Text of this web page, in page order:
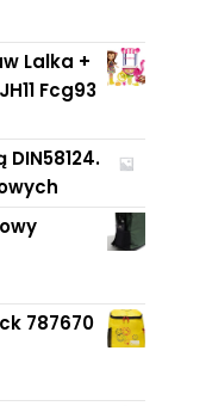
Lalka +
Fcg93
787670